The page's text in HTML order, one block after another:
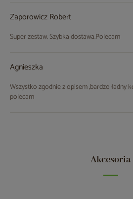
Zaporowicz Robert
Super zestaw. Szybka dostawa.Polecam
Agnieszka
Wszystko zgodnie z opisem ,bardzo ładny
polecam
Akcesoria